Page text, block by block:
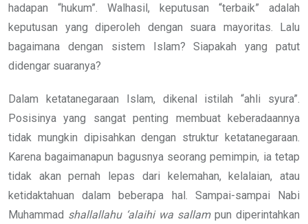
hadapan “hukum”. Walhasil, keputusan “terbaik” adalah
keputusan yang diperoleh dengan suara mayoritas. Lalu
bagaimana dengan sistem Islam? Siapakah yang patut
didengar suaranya?
Dalam ketatanegaraan Islam, dikenal istilah “ahli syura”.
Posisinya yang sangat penting membuat keberadaannya
tidak mungkin dipisahkan dengan struktur ketatanegaraan.
Karena bagaimanapun bagusnya seorang pemimpin, ia tetap
tidak akan pernah lepas dari kelemahan, kelalaian, atau
ketidaktahuan dalam beberapa hal. Sampai-sampai Nabi
Muhammad shallallahu ‘alaihi wa sallampun diperintahkan